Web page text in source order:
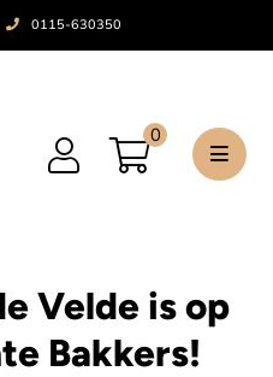
0115-630350
0
Velde is op
Bakkers!